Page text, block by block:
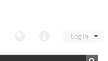
Log in